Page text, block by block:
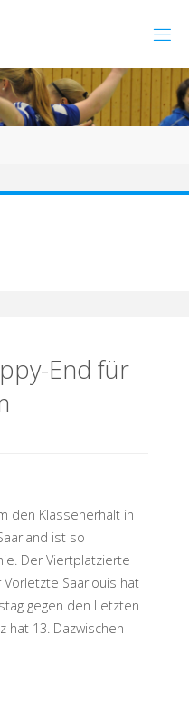
End für
den Klassenerhalt in
ist so
Der Viertplatzierte
Saarlouis hat
gegen den Letzten
hat 13. Dazwischen –